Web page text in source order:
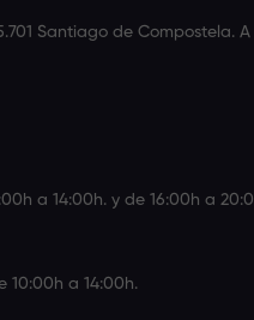
Santiago de Compostela.
a 14:00h. y de 16:00h a
10:00h a 14:00h.